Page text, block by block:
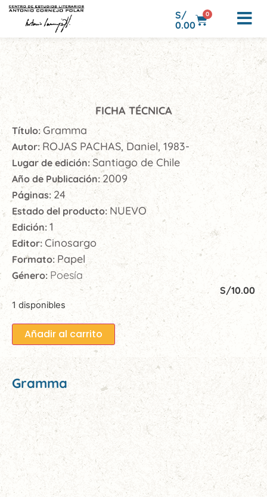
S/
0.00
0
FICHA TÉCNICA
Título: Gramma
Autor: ROJAS PACHAS, Daniel, 1983-
Lugar de edición: Santiago de Chile
Año de Publicación:2009
Páginas: 24
Estado del producto: NUEVO
Edición: 1
Editor: Cinosargo
Formato: Papel
Género: Poesía
S/10.00
1 disponibles
Añadir al carrito
Gramma